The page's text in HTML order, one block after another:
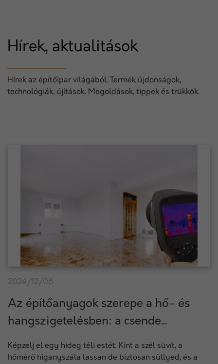
Hírek, aktualitások
Hírek az építőipar világából. Termék újdonságok,
technológiák, újítások. Megoldások, tippek és trükkök.
2024/12/06
Az építőanyagok szerepe a hő- és
hangszigetelésben: a csende...
Képzelj el egy hideg téli estét. Kint a szél süvít, a
hőmérő higanyszála lassan de biztosan süllyed, és a